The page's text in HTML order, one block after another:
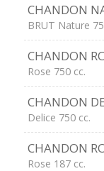
CHANDON
BRUT Nature
CHANDON
Rose 750 cc.
CHANDON
Delice 750 cc.
CHANDON
Rose 187 cc.